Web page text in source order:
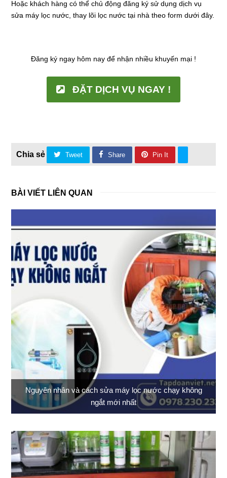
Hoặc khách hàng có thể chủ động đăng ký sử dụng dịch vụ
sửa máy lọc nước, thay lõi lọc nước tại nhà theo form dưới đây.
Đăng ký ngay hôm nay để nhận nhiều khuyến mại !
ĐẶT DỊCH VỤ NGAY !
Tweet Share Pin It
BÀI VIẾT LIÊN QUAN
Nguyên nhân và cách sửa máy lọc nước chạy không
ngắt mới nhất